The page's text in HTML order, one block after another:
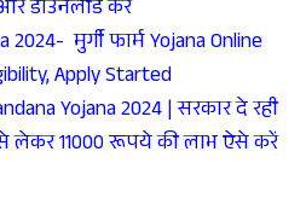
डाउनलोड करे
मुर्गी फार्म Yojana Online
Apply Started
Yojana 2024 | सरकार दे रही
लेकर 11000 रूपये की लाभ ऐसे करें